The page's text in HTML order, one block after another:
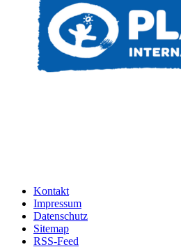
Kontakt
Impressum
Datenschutz
Sitemap
RSS-Feed